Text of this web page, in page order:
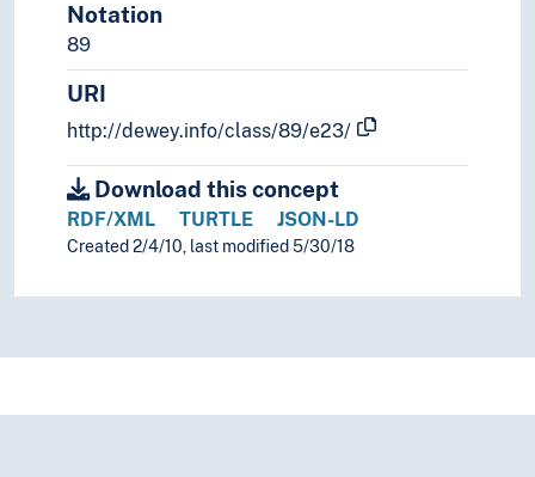
Notation
89
URI
http://dewey.info/class/89/e23/
Download this concept
RDF/XML TURTLE JSON-LD
Created 2/4/10, last modified 5/30/18